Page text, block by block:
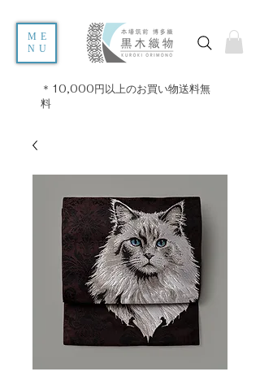
ME
NU
＊10,000円以上のお買い物送料無
料